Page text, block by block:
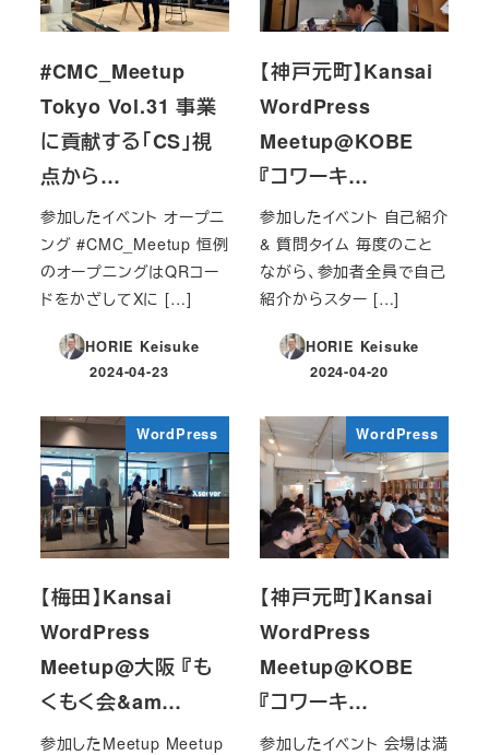
#CMC_Meetup
Tokyo Vol.31 事業
に貢献する「CS」視
点から…
参加したイベント オープニ
ング #CMC_Meetup 恒例
のオープニングはQRコー
ドをかざしてXに […]
HORIE Keisuke
投稿日
2024-04-23
【神戸元町】Kansai
WordPress
Meetup@KOBE
『コワーキ…
参加したイベント 自己紹介
& 質問タイム 毎度のこと
ながら、参加者全員で自己
紹介からスター […]
HORIE Keisuke
投稿日
2024-04-20
WordPress
【梅田】Kansai
WordPress
Meetup@大阪 『も
くもく会&am…
参加したMeetup Meetup
WordPress
【神戸元町】Kansai
WordPress
Meetup@KOBE
『コワーキ…
参加したイベント 会場は満